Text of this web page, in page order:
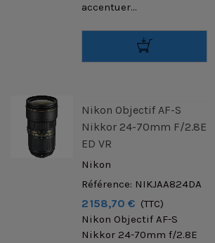
accentuer...
Nikon Objectif AF-S
Nikkor 24-70mm F/2.8E
ED VR
Nikon
Référence: NIKJAA824DA
2 158,70 € (TTC)
Nikon Objectif AF-S
Nikkor 24-70mm f/2.8E